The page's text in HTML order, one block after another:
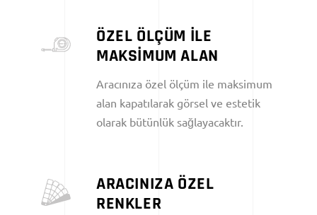
ÖZEL ÖLÇÜM İLE
MAKSİMUM ALAN
Aracınıza özel ölçüm ile maksimum
alan kapatılarak görsel ve estetik
olarak bütünlük sağlayacaktır.
ARACINIZA ÖZEL
RENKLER